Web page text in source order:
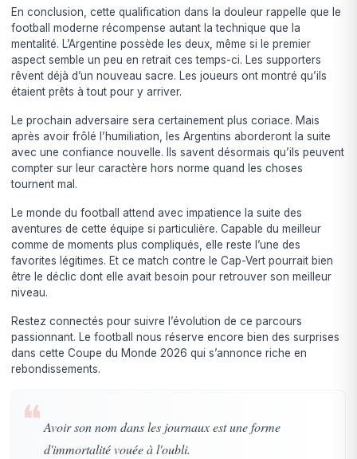
En conclusion, cette qualification dans la douleur rappelle que le
football moderne récompense autant la technique que la
mentalité. L’Argentine possède les deux, même si le premier
aspect semble un peu en retrait ces temps-ci. Les supporters
rêvent déjà d’un nouveau sacre. Les joueurs ont montré qu’ils
étaient prêts à tout pour y arriver.
Le prochain adversaire sera certainement plus coriace. Mais
après avoir frôlé l’humiliation, les Argentins aborderont la suite
avec une confiance nouvelle. Ils savent désormais qu’ils peuvent
compter sur leur caractère hors norme quand les choses
tournent mal.
Le monde du football attend avec impatience la suite des
aventures de cette équipe si particulière. Capable du meilleur
comme de moments plus compliqués, elle reste l’une des
favorites légitimes. Et ce match contre le Cap-Vert pourrait bien
être le déclic dont elle avait besoin pour retrouver son meilleur
niveau.
Restez connectés pour suivre l’évolution de ce parcours
passionnant. Le football nous réserve encore bien des surprises
dans cette Coupe du Monde 2026 qui s’annonce riche en
rebondissements.
❝ Avoir son nom dans les journaux est une forme
d'immortalité vouée à l'oubli.